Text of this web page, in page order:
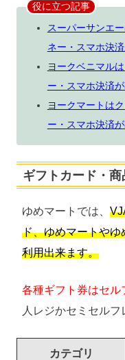
役に立つ記事
スーパーサンエ
ネー・スマホ決
ヨークベニマル
ー・スマホ決済
ヨークマートは
ー・スマホ決済
ギフトカード・商
ゆめマートでは、
ド、ゆめマートやゆ
利用出来ます。
各種ギフト券はセル
人レジかセミセルフ
カテゴリ